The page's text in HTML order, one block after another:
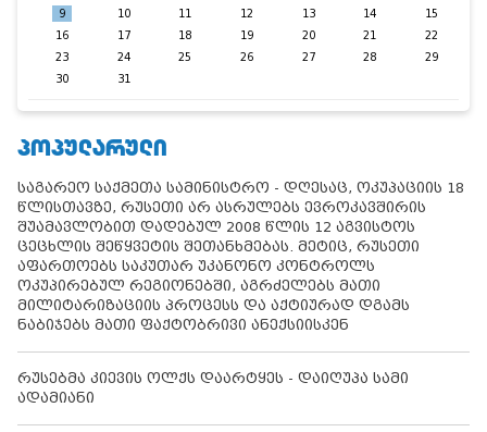
9
10 11 12 13 14
15
16
17 18 19 20 21
22
23
24 25 26 27 28
29
30
31
ᲞᲝᲞᲣᲚᲐᲠᲣᲚᲘ
საგარეო საქმეთა სამინისტრო - დღესაც, ოკუპაციის 18
წლისთავზე, რუსეთი არ ასრულებს ევროკავშირის
შუამავლობით დადებულ 2008 წლის 12 აგვისტოს
ცეცხლის შეწყვეტის შეთანხმებას. მეტიც, რუსეთი
აფართოებს საკუთარ უკანონო კონტროლს
ოკუპირებულ რეგიონებში, აგრძელებს მათი
მილიტარიზაციის პროცესს და აქტიურად დგამს
ნაბიჯებს მათი ფაქტობრივი ანექსიისკენ
რუსებმა კიევის ოლქს დაარტყეს - დაიღუპა სამი
ადამიანი